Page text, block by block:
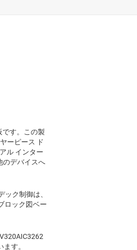
です。この製
ーピース ド
ル インター
のデバイスへ
ク制御は、
ロック図ベー
す。